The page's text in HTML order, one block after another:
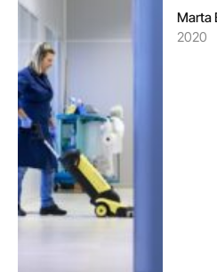
Marta
2020